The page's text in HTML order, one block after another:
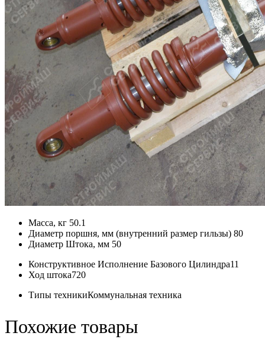
Масса, кг 50.1
Диаметр поршня, мм (внутренний размер гильзы) 80
Диаметр Штока, мм 50
Конструктивное Исполнение Базового Цилиндра11
Ход штока720
Типы техникиКоммунальная техника
Похожие товары